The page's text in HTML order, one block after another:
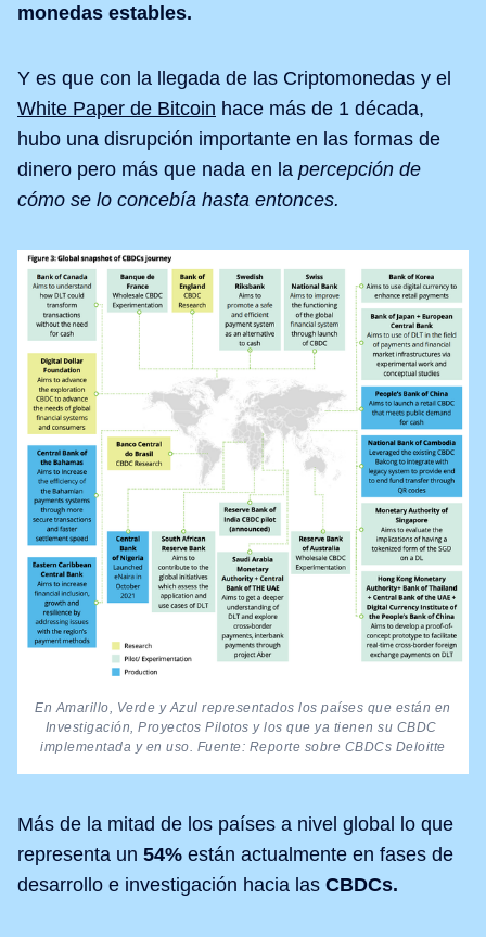
monedas estables.
Y es que con la llegada de las Criptomonedas y el
White Paper de Bitcoin hace más de 1 década,
hubo una disrupción importante en las formas de
dinero pero más que nada en la percepción de
cómo se lo concebía hasta entonces.
En Amarillo, Verde y Azul representados los países que están en
Investigación, Proyectos Pilotos y los que ya tienen su CBDC
implementada y en uso. Fuente: Reporte sobre CBDCs Deloitte
Más de la mitad de los países a nivel global lo que
representa un 54% están actualmente en fases de
desarrollo e investigación hacia las CBDCs.